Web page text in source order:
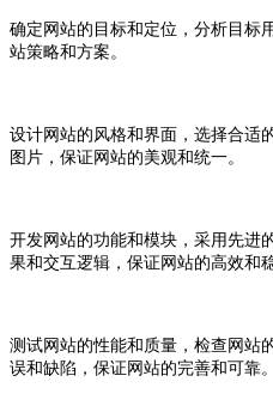
确定网站的目标和定位，分析目标
站策略和方案。
设计网站的风格和界面，选择合适
图片，保证网站的美观和统一。
开发网站的功能和模块，采用先进
果和交互逻辑，保证网站的高效和
测试网站的性能和质量，检查网站
误和缺陷，保证网站的完善和可靠。